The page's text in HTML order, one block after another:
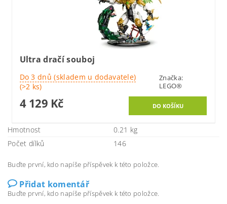
Ultra dračí souboj
Do 3 dnů (skladem u dodavatele)
(>2 ks)
Značka:
LEGO®
4 129 Kč
Hmotnost
0.21 kg
Počet dílků
146
Buďte první, kdo napíše příspěvek k této položce.
Přidat komentář
Buďte první, kdo napíše příspěvek k této položce.